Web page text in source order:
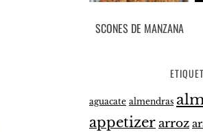
SCONES DE MANZANA
aguacate almendras
appetizerarroz